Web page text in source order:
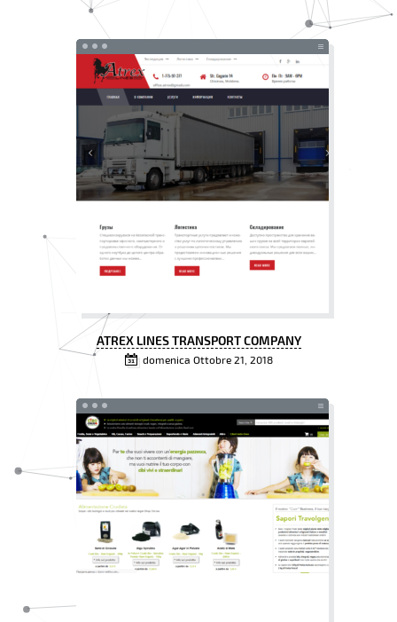
ATREX LINES TRANSPORT COMPANY
domenica Ottobre 21, 2018